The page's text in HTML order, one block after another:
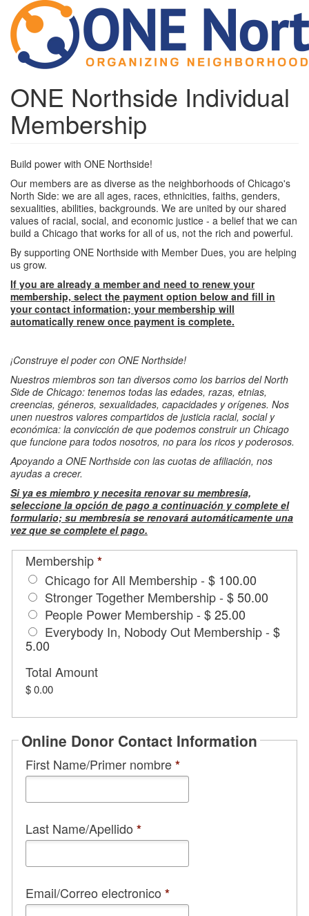
main
content
ONE Northside Individual
Membership
Build power with ONE Northside!
Our members are as diverse as the neighborhoods of Chicago's
North Side: we are all ages, races, ethnicities, faiths, genders,
sexualities, abilities, backgrounds. We are united by our shared
values of racial, social, and economic justice - a belief that we can
build a Chicago that works for all of us, not the rich and powerful.
By supporting ONE Northside with Member Dues, you are helping
us grow.
If you are already a member and need to renew your
membership, select the payment option below and fill in
your contact information; your membership will
automatically renew once payment is complete.
¡Construye el poder con ONE Northside!
Nuestros miembros son tan diversos como los barrios del North
Side de Chicago: tenemos todas las edades, razas, etnias,
creencias, géneros, sexualidades, capacidades y orígenes. Nos
unen nuestros valores compartidos de justicia racial, social y
económica: la convicción de que podemos construir un Chicago
que funcione para todos nosotros, no para los ricos y poderosos.
Apoyando a ONE Northside con las cuotas de afiliación, nos
ayudas a crecer.
Si ya es miembro y necesita renovar su membresía,
seleccione la opción de pago a continuación y complete el
formulario; su membresía se renovará automáticamente una
vez que se complete el pago.
Membership*
Chicago for All Membership- $ 100.00
Stronger Together Membership- $ 50.00
People Power Membership- $ 25.00
Everybody In, Nobody Out Membership- $
5.00
Total Amount
$ 0.00
Online Donor Contact Information
First Name/Primer nombre*
Last Name/Apellido *
Email/Correo electronico *